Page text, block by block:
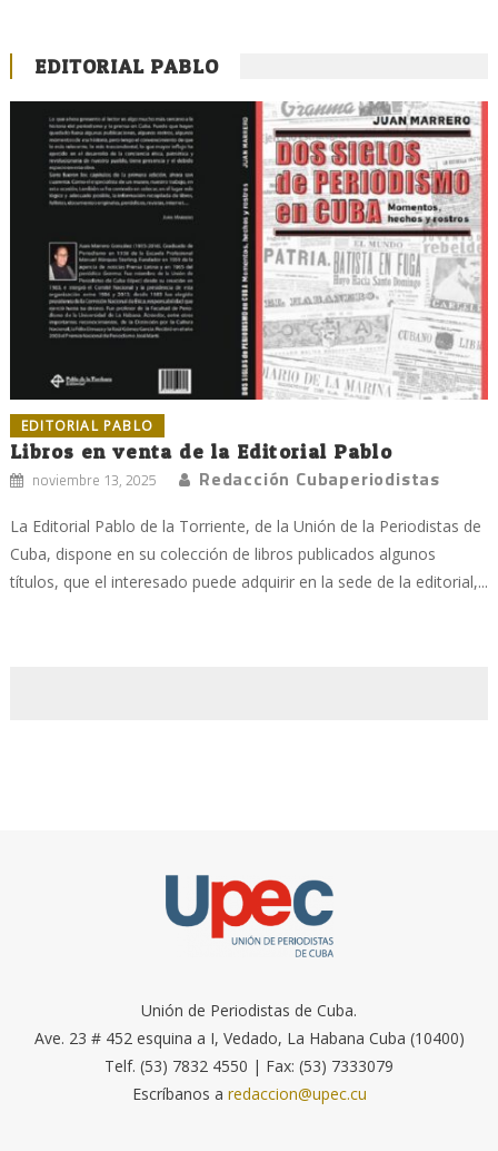
EDITORIAL PABLO
EDITORIAL PABLO
Libros en venta de la Editorial Pablo
noviembre 13, 2025 Redacción Cubaperiodistas
La Editorial Pablo de la Torriente, de la Unión de la Periodistas de
Cuba, dispone en su colección de libros publicados algunos
títulos, que el interesado puede adquirir en la sede de la editorial,...
Unión de Periodistas de Cuba.
Ave. 23 # 452 esquina a I, Vedado, La Habana Cuba (10400)
Telf. (53) 7832 4550 | Fax: (53) 7333079
Escríbanos a redaccion@upec.cu